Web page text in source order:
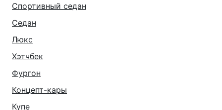
Спортивный седан
Седан
Люкс
Хэтчбек
Фургон
Концепт-кары
Купе